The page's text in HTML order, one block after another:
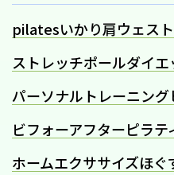
pilatesいかり肩ウェスト
ストレッチポールダイエ
パーソナルトレーニング
ビフォーアフターピラテ
ホームエクササイズほぐ